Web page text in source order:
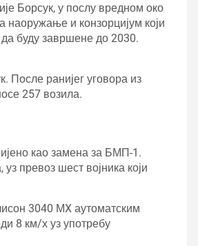
Борсук, у послу вредном око
и конзорцијум који
буду завршене до 2030.
После ранијег уговора из
257 возила.
као замена за БМП-1.
превоз шест војника који
3040 МX аутоматским
8 км/х уз употребу